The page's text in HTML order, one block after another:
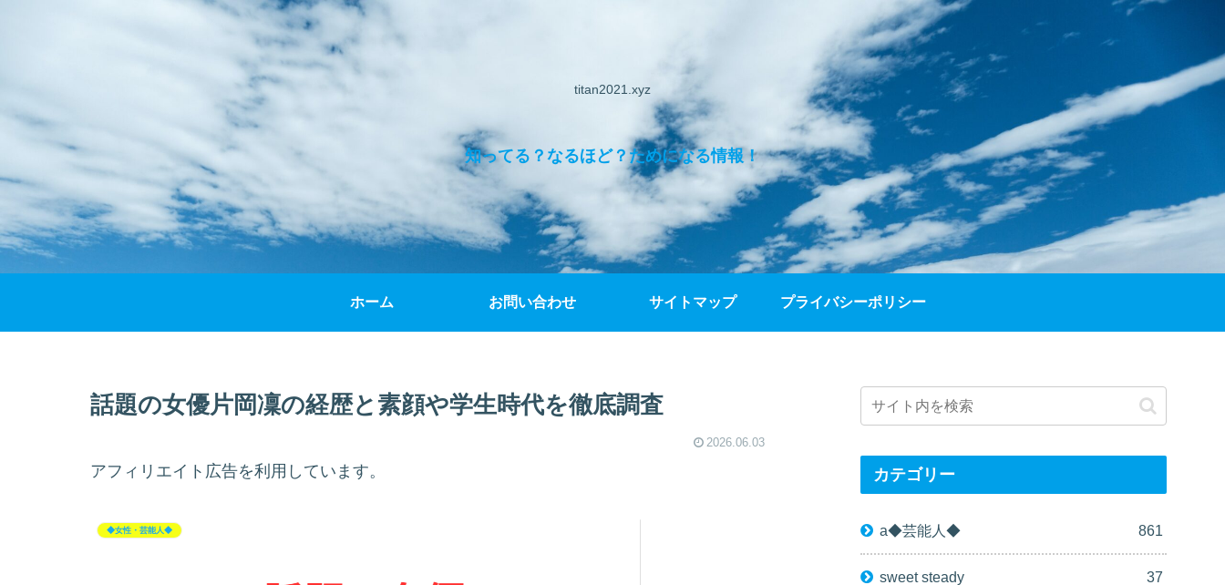
titan2021.xyz
知ってる？なるほど？ためになる情報！
ホーム お問い合わせ サイトマップ プライバシーポリシー
話題の女優片岡凜の経歴と素顔や学生時代を徹底調査
2026.06.03
アフィリエイト広告を利用しています。
◆女性・芸能人◆
カテゴリー
a◆芸能人◆ 861
sweet steady 37